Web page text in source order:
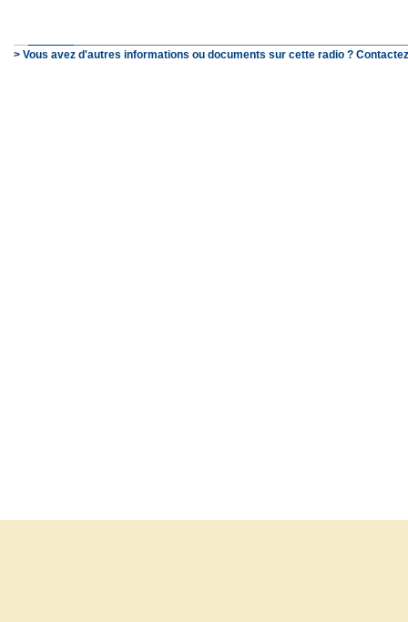
> Vous avez d'autres informations ou documents sur cette radio ?